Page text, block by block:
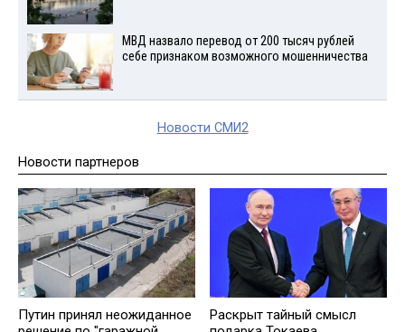
МВД назвало перевод от 200 тысяч рублей
себе признаком возможного мошенничества
Новости СМИ2
Новости партнеров
Путин принял неожиданное
Раскрыт тайный смысл